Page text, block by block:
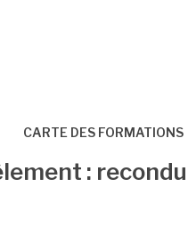
CARTE DES FORMATIONS
: